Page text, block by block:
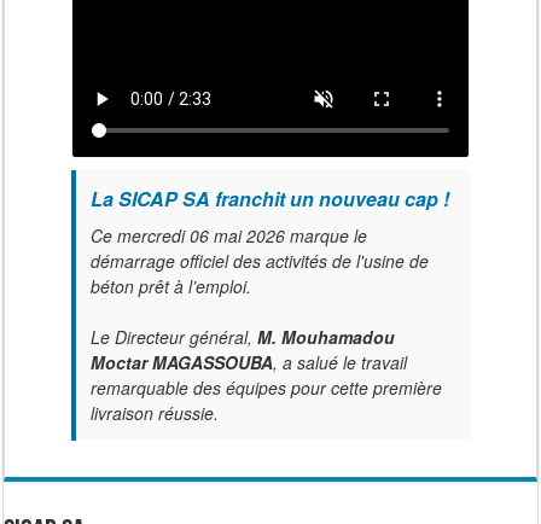
La SICAP SA franchit un nouveau cap !
Ce mercredi 06 mai 2026 marque le
démarrage officiel des activités de l'usine de
béton prêt à l’emploi.
Le Directeur général, M. Mouhamadou
Moctar MAGASSOUBA, a salué le travail
remarquable des équipes pour cette première
livraison réussie.